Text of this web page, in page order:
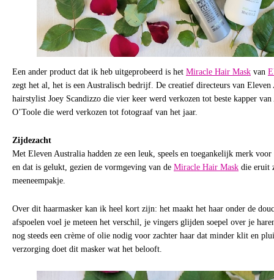
Een ander product dat ik heb uitgeprobeerd is het Miracle Hair Mask van
zegt het al, het is een Australisch bedrijf. De creatief directeurs van
hairstylist Joey Scandizzo die vier keer werd verkozen tot beste kapper
O’Toole die werd verkozen tot fotograaf van het jaar.
Zijdezacht
Met Eleven Australia hadden ze een leuk, speels en toegankelijk merk
en dat is gelukt, gezien de vormgeving van de Miracle Hair Mask die eruit
meeneempakje.
Over dit haarmasker kan ik heel kort zijn: het maakt het haar onder de
afspoelen voel je meteen het verschil, je vingers glijden soepel over je
nog steeds een crème of olie nodig voor zachter haar dat minder klit en
verzorging doet dit masker wat het belooft.